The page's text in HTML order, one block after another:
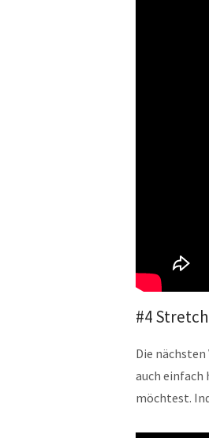
#4
Die
auch einfach
möchtest.